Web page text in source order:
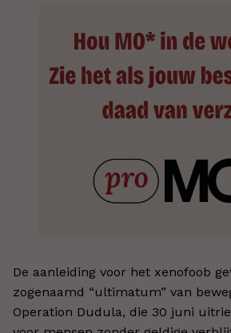
De aanleiding voor het xenofoob
zogenaamd “ultimatum” van
Operation Dudula, die 30 juni